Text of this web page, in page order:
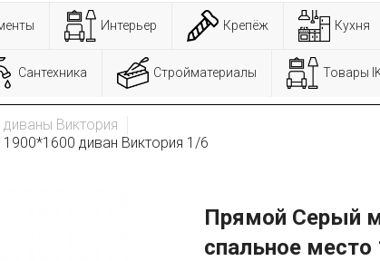
Интерьер Крепёж Кухня
Сантехника Стройматериалы Товары
Виктория
диван Виктория 1/6
Прямой Серый
спальное